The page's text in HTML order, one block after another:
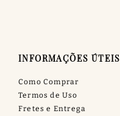
INFORMAÇÕES ÚTEIS
Como Comprar
Termos de Uso
Fretes e Entrega